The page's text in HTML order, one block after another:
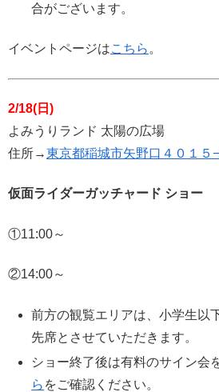
合がございます。
イベントページはこちら 。
2/18(日)
よみうりランド 太陽の広場
住所→東京都稲城市矢野口４０１５−
仮面ライダーガッチャード ショー
①11:00～
②14:00～
前方の観覧エリアは、小学生以
先席とさせていただきます。
ショー終了後は有料のサイン会
ら をご確認ください。